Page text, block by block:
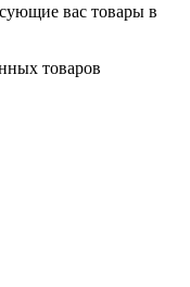
вас товары в
товаров